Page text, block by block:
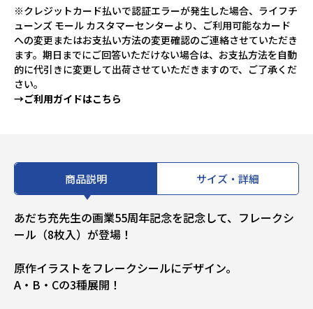
※クレジットカード払いで認証エラーが発生した場合、ライフチ
ューンズ モール カスタマーセンターより、ご利用可能なカード
への変更またはお支払い方法の変更確認のご連絡させていただき
ます。期日までにご回答いただけない場合は、お支払方法を自動
的に代引きに変更して出荷させていただきますので、ご了承くだ
さい。
→ご利用ガイドはこちら
商品説明 サイズ・詳細
あだち充先生の画業55周年記念を記念して、フレークシ
ール（8枚入）が登場！
原作イラストをフレークシールにデザイン。
A・B・Cの3種展開！